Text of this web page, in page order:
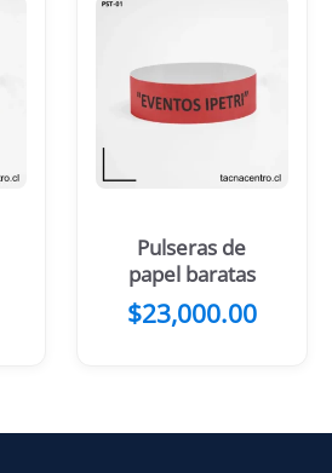
Pulseras de
papel baratas
$23,000.00